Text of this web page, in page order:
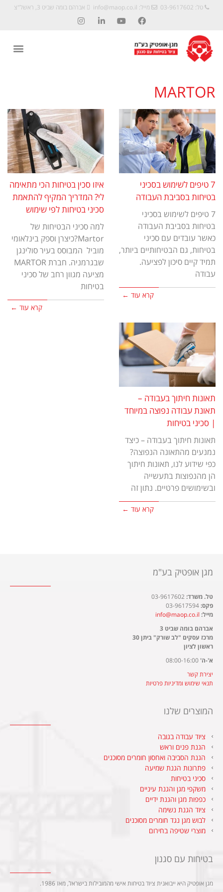
טל: 03-9617602 מייל: info@maop.co.il אברהם בומה שביט 3, ראשל"צ
MARTOR
7 טיפים לשימוש בסכיני
בטיחות בסביבת העבודה
7 טיפים לשימוש בסכיני
בטיחות בסביבת העבודה
כאשר עובדים עם סכיני
בטיחות, גם הבטיחותיים ביותר,
תמיד קיים סיכון לפציעה.
עבודה
קרא עוד ←
איזו סכין בטיחות הכי מתאימה
לי? המדריך המקיף להתאמת
סכיני בטיחות לפי שימוש
למה סכיני הבטיחות של
Martor?כיצרן וספק בינלאומי
מוביל המבוסס בעיר סולינגן
שבגרמניה. חברת MARTOR
מציעה מגוון רחב של סכיני
בטיחות
קרא עוד ←
תאונות חיתוך בעבודה –
תאונת עבודה נפוצה במיוחד
| סכיני בטיחות
תאונות חיתוך בעבודה – כיצד
נמנעים מהתאונה הנפוצה?
כפי שידוע לנו, תאונות חיתוך
הן מהנפוצות בתעשייה
ובשימושים פרטיים. נתון זה
קרא עוד ←
מגן אופטיק בע"מ
טל. משרד:03-9617602
פקס:
מייל: info@maop.co.il
אברהם בומה שביט 3
מרכז עסקים "לב שורק" ביתן 30
ראשון לציון
א'-ה' 08:00-16:00
יצירת קשר
תנאי שימוש ומדיניות פרטיות
המוצרים שלנו
ציוד עבודה בגובה
הגנת פנים וראש
הגנת הסביבה ואחסון חומרים מסוכנים
פתרונות הגנת שמיעה
סכיני בטיחות
משקפי מגן והגנת עיניים
כפפות מגן והגנת ידיים
ציוד הגנת נשימה
לבוש מגן נגד חומרים מסוכנים
מוצרי שטיפה בחירום
בטיחות עם סגנון
מגן אופטיק היא ייבואנית ציוד בטיחות אישי מהמובילות בישראל, מאז 1986.